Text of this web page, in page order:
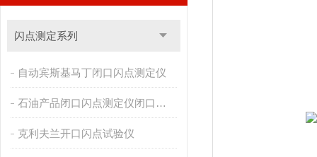
闪点测定系列
自动宾斯基马丁闭口闪点测定仪
石油产品闭口闪点测定仪闭口杯法
克利夫兰开口闪点试验仪